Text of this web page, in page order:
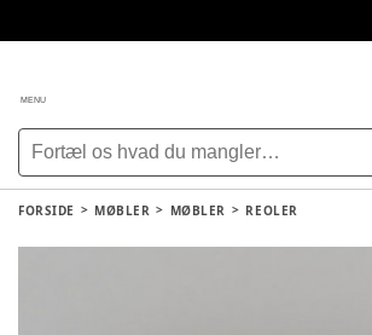
MENU
FORSIDE MØBLER MØBLER REOLER